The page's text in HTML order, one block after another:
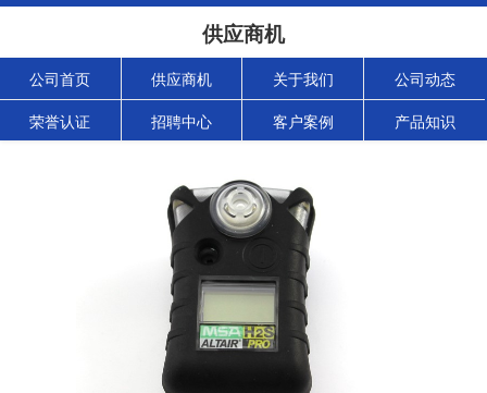
供应商机
公司首页 供应商机 关于我们 公司动态
荣誉认证 招聘中心 客户案例 产品知识